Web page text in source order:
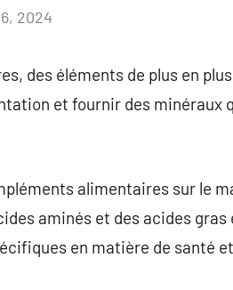
2024
des éléments de plus en
et fournir des minéraux
alimentaires sur le
aminés et des acides
en matière de santé